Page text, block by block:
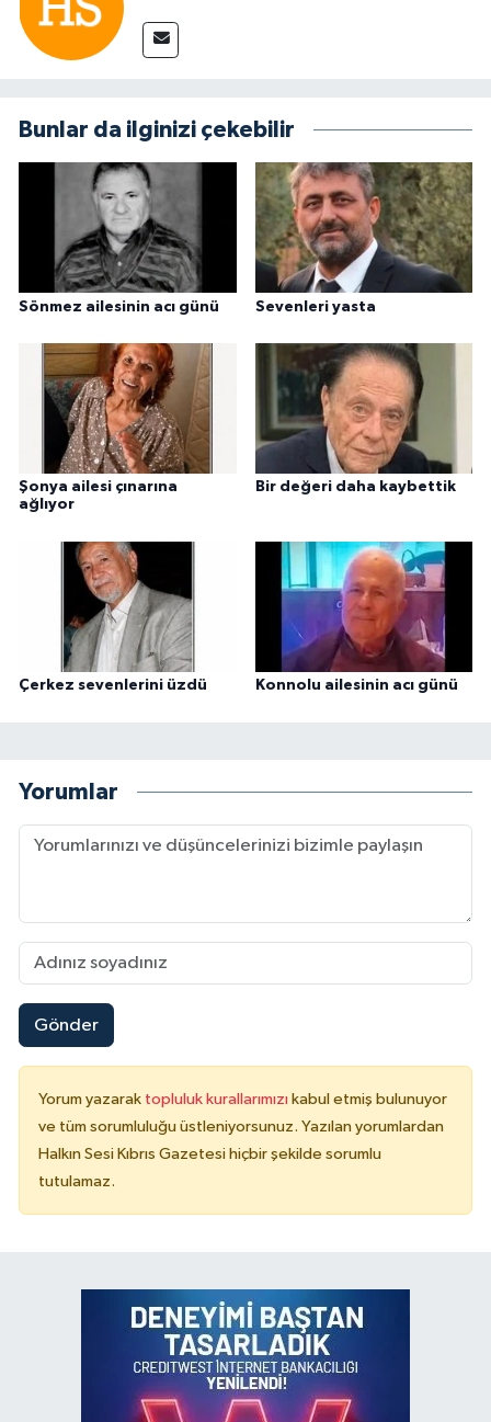
Bunlar da ilginizi çekebilir
Sönmez ailesinin acı günü Sevenleri yasta
Şonya ailesi çınarına
ağlıyor
Bir değeri daha kaybettik
Çerkez sevenlerini üzdü Konnolu ailesinin acı günü
Yorumlar
Gönder
Yorum yazarak topluluk kurallarımızı kabul etmiş bulunuyor
ve tüm sorumluluğu üstleniyorsunuz. Yazılan yorumlardan
Halkın Sesi Kıbrıs Gazetesi hiçbir şekilde sorumlu
tutulamaz.